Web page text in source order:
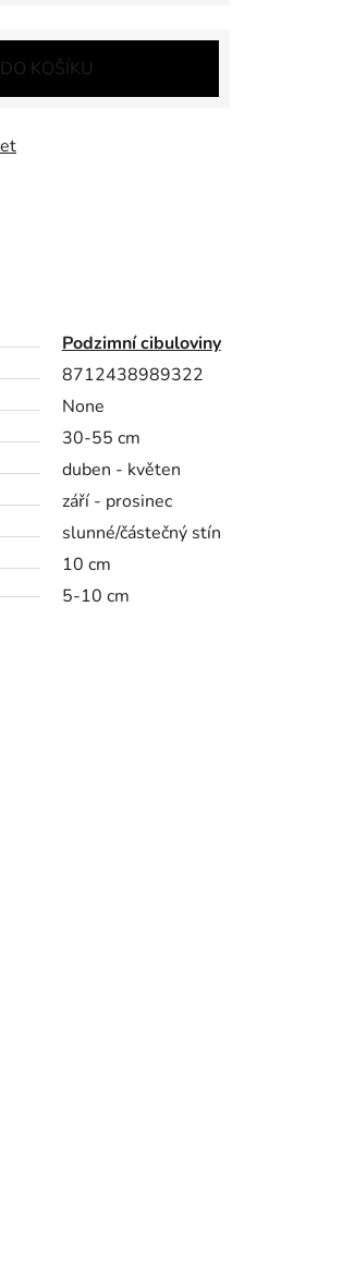
DO KOŠÍKU
Podzimní cibuloviny
8712438989322
None
30-55 cm
duben - květen
září - prosinec
slunné/částečný stín
10 cm
5-10 cm